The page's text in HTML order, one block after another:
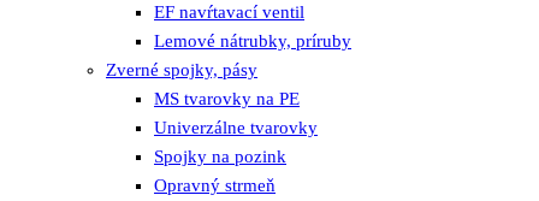
EF navŕtavací ventil
Lemové nátrubky, príruby
Zverné spojky, pásy
MS tvarovky na PE
Univerzálne tvarovky
Spojky na pozink
Opravný strmeň